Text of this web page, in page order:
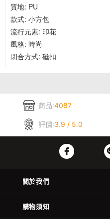
質地: PU
款式: 小方包
流行元素: 印花
風格: 時尚
閉合方式: 磁扣
商品:4087
評價:3.9 / 5.0
關於我們
購物須知